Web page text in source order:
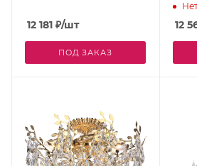
12 181 ₽/шт
ПОД ЗАКАЗ
12